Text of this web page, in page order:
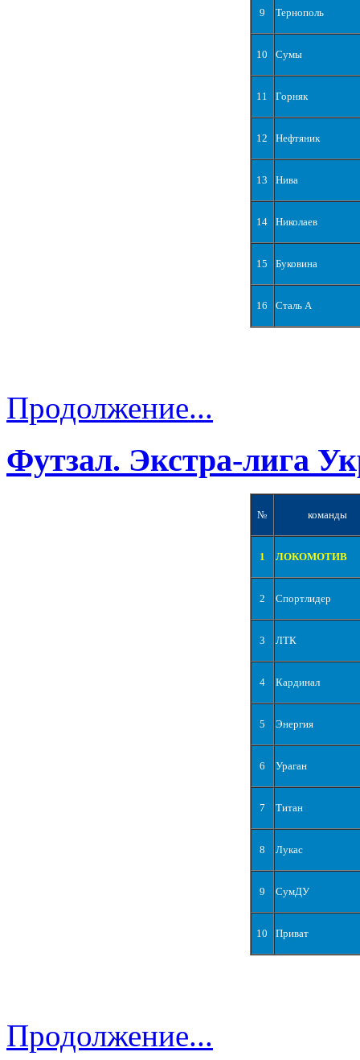
9 Тернополь
10 Сумы
11 Горняк
12 Нефтяник
13 Нива
14 Николаев
15 Буковина
16 Сталь А
Продолжение...
Футзал. Экстра-лига
№ команды
1 ЛОКОМОТИВ
2 Спортлидер
3 ЛТК
4 Кардинал
5 Энергия
6 Ураган
7 Титан
8 Лукас
9 СумДУ
10 Приват
Продолжение...